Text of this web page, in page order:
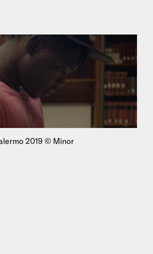
2019 © Minor